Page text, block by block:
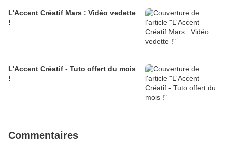
L'Accent Créatif Mars : Vidéo vedette
!
L'Accent Créatif - Tuto offert du mois
!
Commentaires